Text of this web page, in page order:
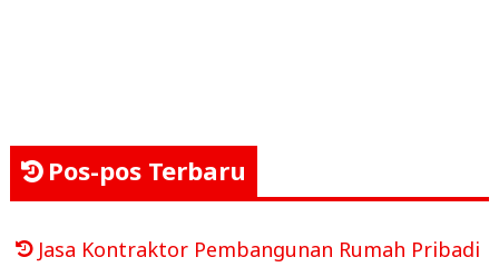
Pos-pos Terbaru
Jasa Kontraktor Pembangunan Rumah Pribadi